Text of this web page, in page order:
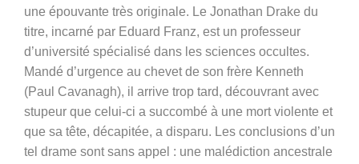
une épouvante très originale. Le Jonathan Drake du
titre, incarné par Eduard Franz, est un professeur
d’université spécialisé dans les sciences occultes.
Mandé d’urgence au chevet de son frère Kenneth
(Paul Cavanagh), il arrive trop tard, découvrant avec
stupeur que celui-ci a succombé à une mort violente et
que sa tête, décapitée, a disparu. Les conclusions d’un
tel drame sont sans appel : une malédiction ancestrale